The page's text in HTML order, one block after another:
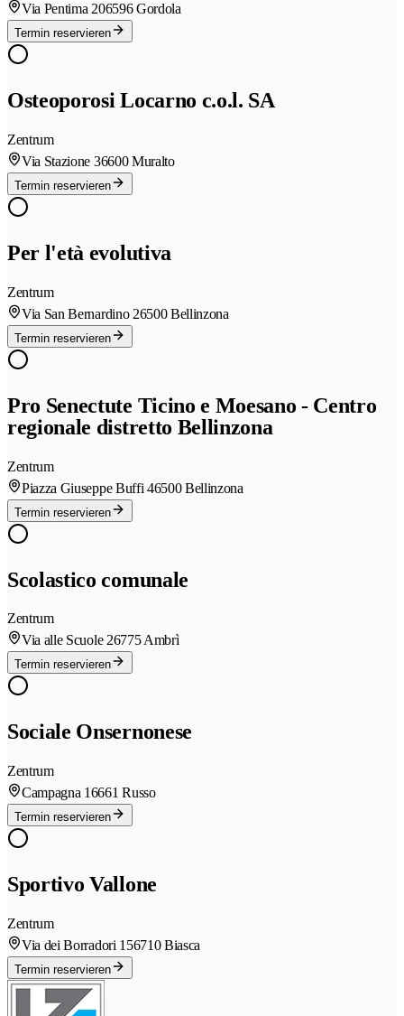
Via Pentima 206596 Gordola
Termin reservieren
Osteoporosi Locarno c.o.l. SA
Zentrum
Via Stazione 36600 Muralto
Termin reservieren
Per l'età evolutiva
Zentrum
Via San Bernardino 26500 Bellinzona
Termin reservieren
Pro Senectute Ticino e Moesano - Centro
regionale distretto Bellinzona
Zentrum
Piazza Giuseppe Buffi 46500 Bellinzona
Termin reservieren
Scolastico comunale
Zentrum
Via alle Scuole 26775 Ambrì
Termin reservieren
Sociale Onsernonese
Zentrum
Campagna 16661 Russo
Termin reservieren
Sportivo Vallone
Zentrum
Via dei Borradori 156710 Biasca
Termin reservieren